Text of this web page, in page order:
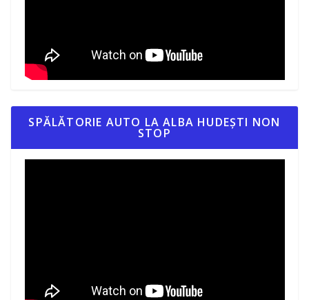
SPĂLĂTORIE AUTO LA ALBA HUDEȘTI NON
STOP